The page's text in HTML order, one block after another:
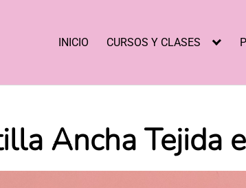
INICIO CURSOS Y CLASES
Ancha Tejida